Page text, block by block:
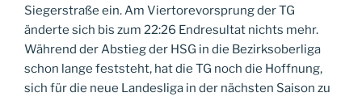
Siegerstraße ein. Am Viertorevorsprung der TG
änderte sich bis zum 22:26 Endresultat nichts mehr.
Während der Abstieg der HSG in die Bezirksoberliga
schon lange feststeht, hat die TG noch die Hoffnung,
sich für die neue Landesliga in der nächsten Saison zu